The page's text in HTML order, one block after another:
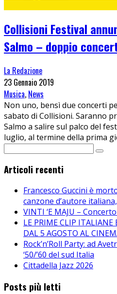
Collisioni Festival
Salmo – doppio
La Redazione
23 Gennaio 2019
Musica, News
Non uno, bensì due concerti
sabato di Collisioni. Saranno
Salmo a salire sul palco del
luglio, al termine della prima
Articoli recenti
Francesco Guccini è
canzone d’autore
VINTI ‘E MAJU –
LE PRIME CLIP ITALIANE
DAL 5 AGOSTO AL
Rock’n’Roll Party: ad
‘50/’60 del sud Italia
Cittadella Jazz 2026
Posts più letti